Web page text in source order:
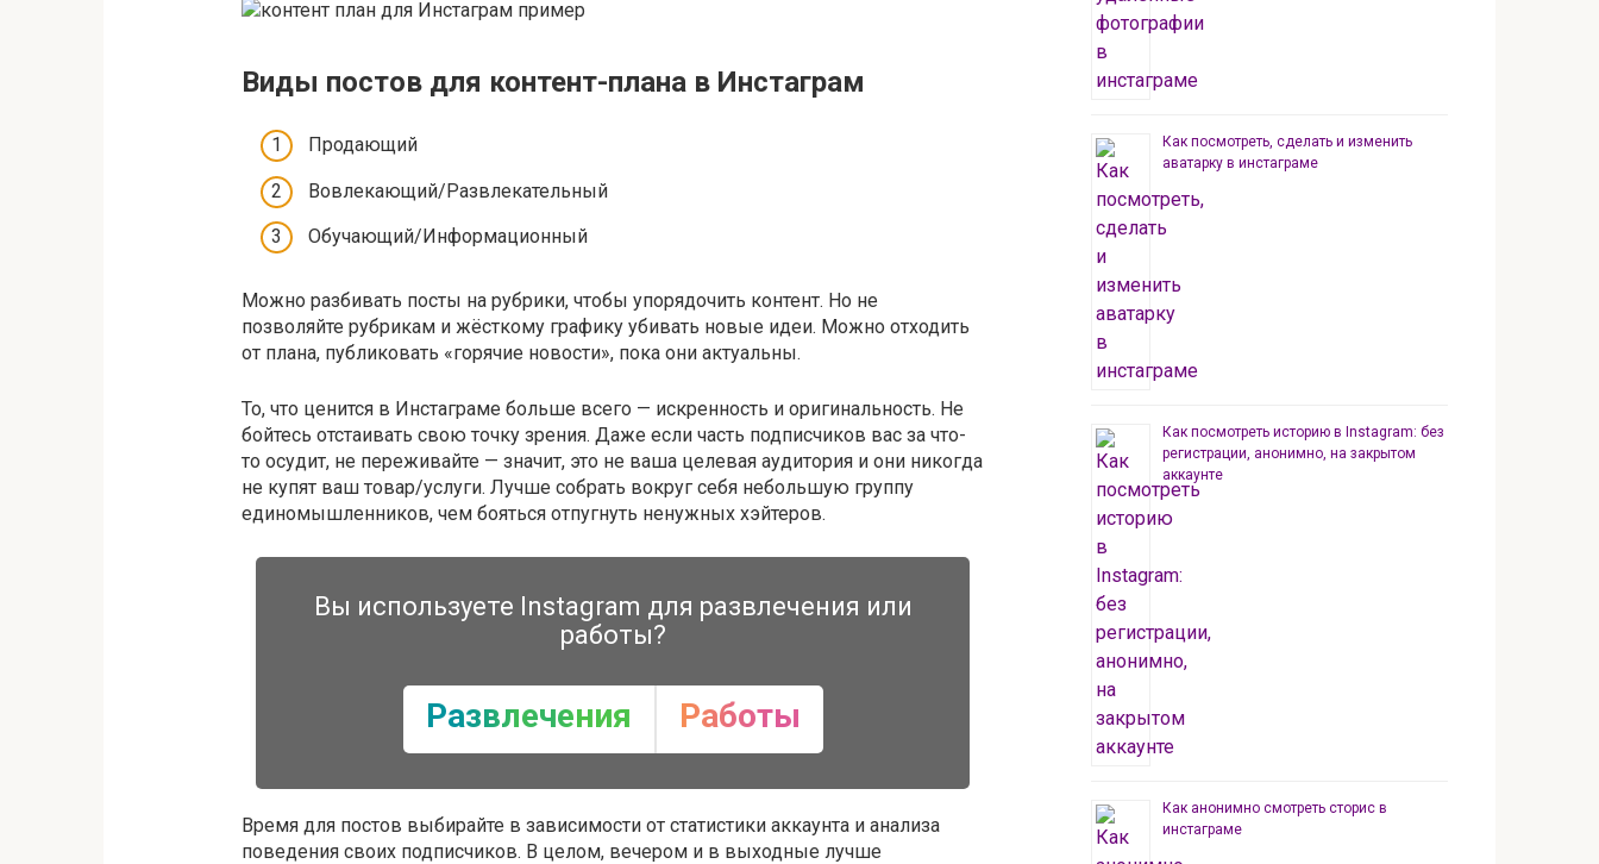
Виды постов для контент-плана в Инстаграм
Продающий
Вовлекающий/Развлекательный
Обучающий/Информационный
Можно разбивать посты на рубрики, чтобы упорядочить контент. Но не
позволяйте рубрикам и жёсткому графику убивать новые идеи. Можно отходить
от плана, публиковать «горячие новости», пока они актуальны.
То, что ценится в Инстаграме больше всего — искренность и оригинальность. Не
бойтесь отстаивать свою точку зрения. Даже если часть подписчиков вас за что-
то осудит, не переживайте — значит, это не ваша целевая аудитория и они никогда
не купят ваш товар/услуги. Лучше собрать вокруг себя небольшую группу
единомышленников, чем бояться отпугнуть ненужных хэйтеров.
Вы используете Instagram для развлечения или
работы?
Развлечения Работы
Время для постов выбирайте в зависимости от статистики аккаунта и анализа
поведения своих подписчиков. В целом, вечером и в выходные лучше
Как посмотреть, сделать и изменить
аватарку в инстаграме
Как посмотреть историю в Instagram: без
регистрации, анонимно, на закрытом
аккаунте
Как анонимно смотреть сторис в
инстаграме